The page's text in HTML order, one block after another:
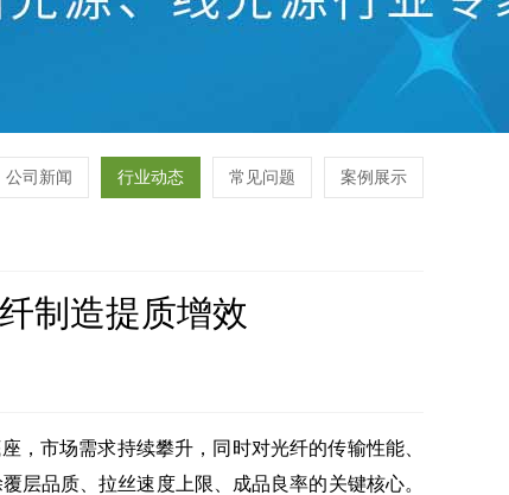
公司新闻 行业动态 常见问题 案例展示
制造提质增效
市场需求持续攀升，同时对光纤的传输性能、
层品质、拉丝速度上限、成品良率的关键核心。